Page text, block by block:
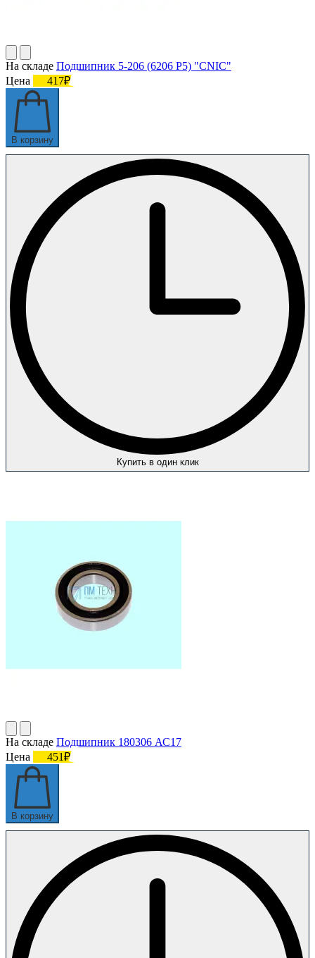
На складе Подшипник 5-206 (6206 P5) "CNIC"
Цена
417₽
В корзину
Купить в один клик
На складе Подшипник 180306 АС17
Цена
451₽
В корзину